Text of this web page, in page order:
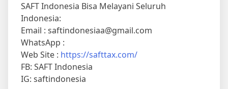
SAFT Indonesia Bisa Melayani Seluruh
Indonesia:
Email : saftindonesiaa@gmail.com
WhatsApp :
Web Site : https://safttax.com/
FB: SAFT Indonesia
IG: saftindonesia